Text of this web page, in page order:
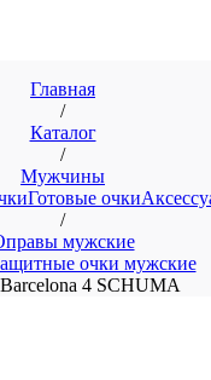
Главная
/
Каталог
/
Мужчины
Готовые очки
/
мужские
очки мужские
4 SCHUMA